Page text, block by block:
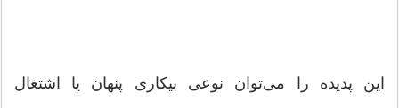
این پدیده را می‌توان نوعی بیکاری پنهان یا اشتغال